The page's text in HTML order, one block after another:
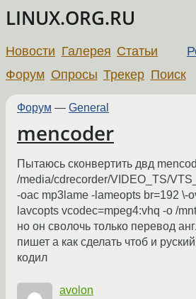
LINUX.ORG.RU
Новости Галерея Статьи
Форум Опросы Трекер Поиск
Форум — General
mencoder
Пытаюсь сконвертить двд
/media/cdrecorder/VIDEO_TS/
-oac mp3lame -lameopts br=192 \-
lavcopts vcodec=mpeg4:vhq -o /
но он сволочь только перевод
пишет а как сделать чтоб и
кодил
avolon